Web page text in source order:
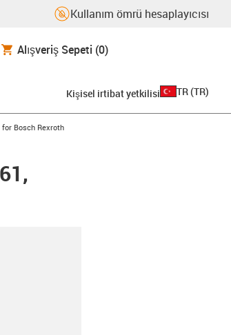
Kullanım ömrü hesaplayıcısı
Alışveriş Sepeti (0)
Kişisel irtibat yetkilisi TR (TR)
right
Bosch Rexroth